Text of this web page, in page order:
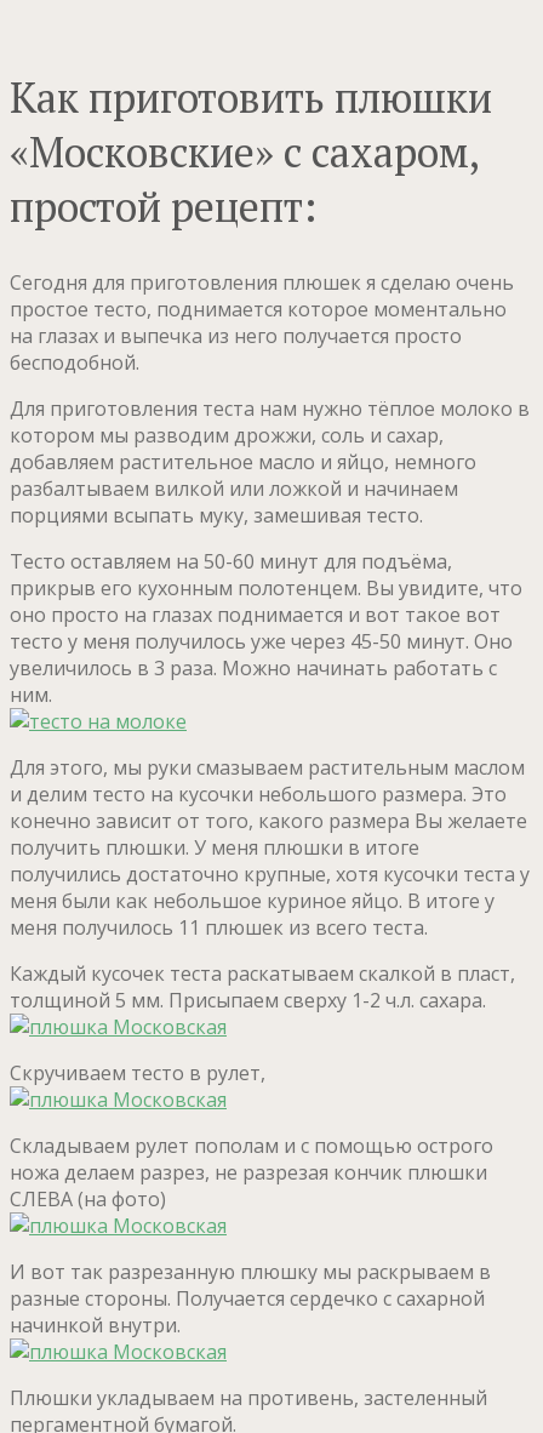
Как приготовить плюшки
«Московские» с сахаром,
простой рецепт:
Сегодня для приготовления плюшек я сделаю очень
простое тесто, поднимается которое моментально
на глазах и выпечка из него получается просто
бесподобной.
Для приготовления теста нам нужно тёплое молоко в
котором мы разводим дрожжи, соль и сахар,
добавляем растительное масло и яйцо, немного
разбалтываем вилкой или ложкой и начинаем
порциями всыпать муку, замешивая тесто.
Тесто оставляем на 50-60 минут для подъёма,
прикрыв его кухонным полотенцем. Вы увидите, что
оно просто на глазах поднимается и вот такое вот
тесто у меня получилось уже через 45-50 минут. Оно
увеличилось в 3 раза. Можно начинать работать с
ним.
Для этого, мы руки смазываем растительным маслом
и делим тесто на кусочки небольшого размера. Это
конечно зависит от того, какого размера Вы желаете
получить плюшки. У меня плюшки в итоге
получились достаточно крупные, хотя кусочки теста у
меня были как небольшое куриное яйцо. В итоге у
меня получилось 11 плюшек из всего теста.
Каждый кусочек теста раскатываем скалкой в пласт,
толщиной 5 мм. Присыпаем сверху 1-2 ч.л. сахара.
Скручиваем тесто в рулет,
Складываем рулет пополам и с помощью острого
ножа делаем разрез, не разрезая кончик плюшки
СЛЕВА (на фото)
И вот так разрезанную плюшку мы раскрываем в
разные стороны. Получается сердечко с сахарной
начинкой внутри.
Плюшки укладываем на противень, застеленный
пергаментной бумагой.